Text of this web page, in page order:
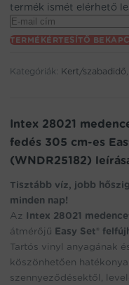
termék ismét elérhető
Enter
your
email
to
waitlist
this
product
TERMÉKÉRTESÍTŐ
Kategóriák: Kert/szabadidő,
Intex 28021
fedés 305 cm-es
(WNDR25182)
Tisztább víz, jobb
minden nap!
Az Intex 28021
átmérőjű Easy Set®
Tartós vinyl anyagának
köszönhetően
szennyeződésektől,